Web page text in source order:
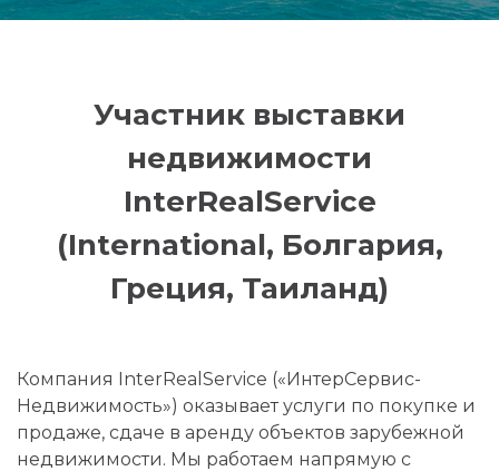
Участник выставки
недвижимости
InterRealService
(International, Болгария,
Греция, Таиланд)
Компания InterRealService («ИнтерСервис-
Недвижимость») оказывает услуги по покупке и
продаже, сдаче в аренду объектов зарубежной
недвижимости. Мы работаем напрямую с